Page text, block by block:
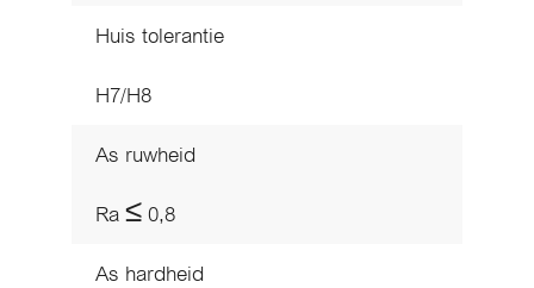
Huis tolerantie
H7/H8
As ruwheid
Ra ≤ 0,8
As hardheid